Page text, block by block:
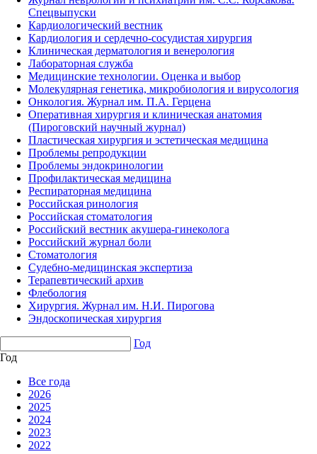
Спецвыпуски
Кардиологический вестник
Кардиология и сердечно-сосудистая хирургия
Клиническая дерматология и венерология
Лабораторная служба
Медицинские технологии. Оценка и выбор
Молекулярная генетика, микробиология и вирусология
Онкология. Журнал им. П.А. Герцена
Оперативная хирургия и клиническая анатомия
(Пироговский научный журнал)
Пластическая хирургия и эстетическая медицина
Проблемы репродукции
Проблемы эндокринологии
Профилактическая медицина
Респираторная медицина
Российская ринология
Российская стоматология
Российский вестник акушера-гинеколога
Российский журнал боли
Стоматология
Судебно-медицинская экспертиза
Терапевтический архив
Флебология
Хирургия. Журнал им. Н.И. Пирогова
Эндоскопическая хирургия
Год
Год
Все года
2026
2025
2024
2023
2022